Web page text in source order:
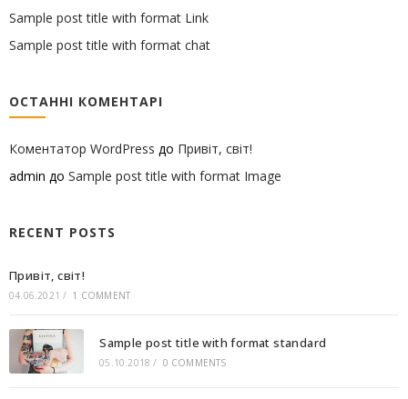
Sample post title with format Link
Sample post title with format chat
ОСТАННІ КОМЕНТАРІ
Коментатор WordPress до Привіт, світ!
admin до Sample post title with format Image
RECENT POSTS
Привіт, світ!
04.06.2021 / 1 COMMENT
Sample post title with format standard
05.10.2018 / 0 COMMENTS